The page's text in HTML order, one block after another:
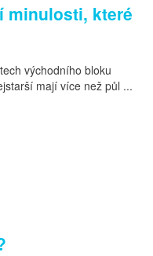
minulosti, které
východního bloku
mají více než půl ...